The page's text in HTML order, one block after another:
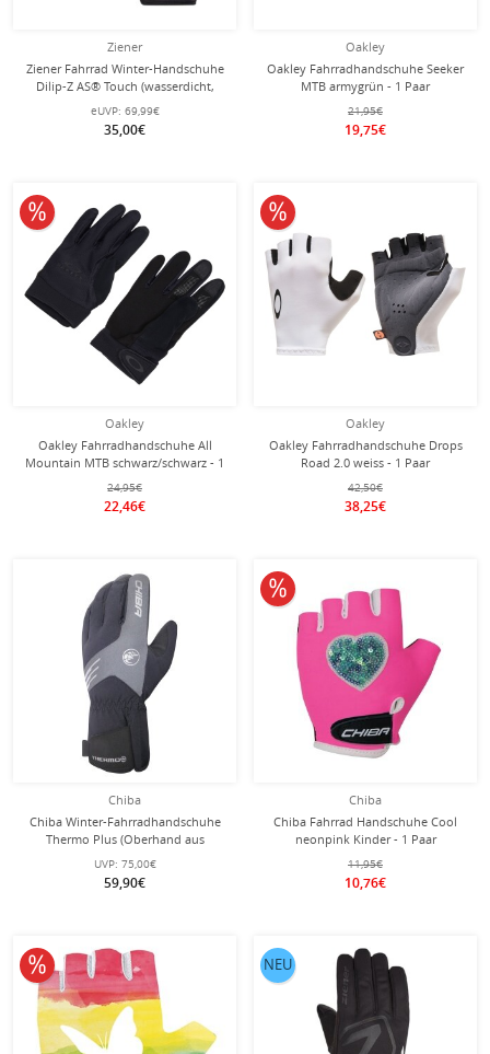
Ziener
Ziener Fahrrad Winter-Handschuhe
Dilip-Z AS® Touch (wasserdicht,
winddicht) schwarz/grau/gelb - 1
Paar
eUVP: 69,99€
35,00€
Oakley
Oakley Fahrradhandschuhe Seeker
MTB armygrün - 1 Paar
21,95€
19,75€
Oakley
Oakley Fahrradhandschuhe All
Mountain MTB schwarz/schwarz - 1
Paar
24,95€
22,46€
10% reduziert
Oakley
Oakley Fahrradhandschuhe Drops
Road 2.0 weiss - 1 Paar
42,50€
38,25€
10% reduziert
Chiba
Chiba Winter-Fahrradhandschuhe
Thermo Plus (Oberhand aus
winddichtem Stretch-Fabric)
schwarz - 1 Paar
UVP: 75,00€
59,90€
Chiba
Chiba Fahrrad Handschuhe Cool
neonpink Kinder - 1 Paar
11,95€
10,76€
10% reduziert
10% reduziert NEU